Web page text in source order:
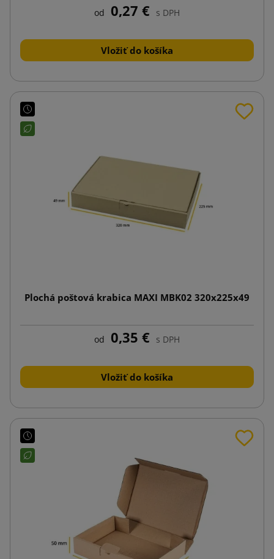
od 0,27 € s DPH
Vložiť do košíka
Plochá poštová krabica MAXI MBK02 320x225x49
od 0,35 € s DPH
Vložiť do košíka